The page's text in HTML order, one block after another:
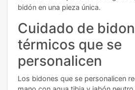
bidón en una pieza única.
Cuidado de
térmicos que se
personalicen
Los bidones que se personalicen